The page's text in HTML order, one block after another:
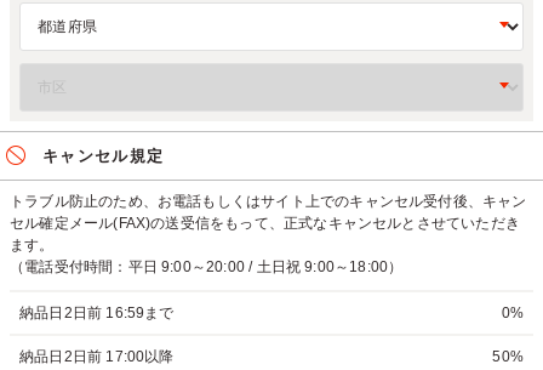
キャンセル規定
トラブル防止のため、お電話もしくはサイト上でのキャンセル受付後、キャン
セル確定メール(FAX)の送受信をもって、正式なキャンセルとさせていただき
ます。
（電話受付時間：平日 9:00～20:00 / 土日祝 9:00～18:00）
納品日2日前 16:59まで 0%
納品日2日前 17:00以降 50%